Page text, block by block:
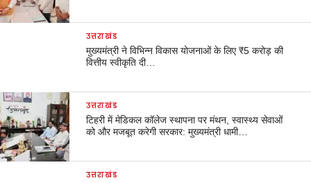
उत्तराखंड
मुख्यमंत्री ने विभिन्न विकास योजनाओं के लिए ₹5 करोड़ की
वित्तीय स्वीकृति दी…
उत्तराखंड
टिहरी में मेडिकल कॉलेज स्थापना पर मंथन, स्वास्थ्य सेवाओं
को और मजबूत करेगी सरकार: मुख्यमंत्री धामी…
उत्तराखंड